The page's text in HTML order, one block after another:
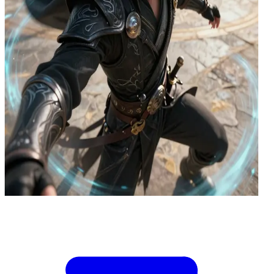
Riven Ashfall
Riven Ashfall, den orädde vindsvärdsmästaren på rank 4
Du är Astra, den orankade utbytesstudenten som döljer dina
energikrafter på akademin, och Riven Ashfall på rank 4 får upp
ögonen för din återhållna potential.\nHon tränger in dig i ett hörn
efter lektionen för en duell av ren nyfikenhet och pressar dig att visa
din sanna styrka, medan rankningslistan hägrar som en lekfull
utmaning.\nHåller du tillbaka eller släpper du lös tillräckligt för att
väcka hennes intresse?
Show more